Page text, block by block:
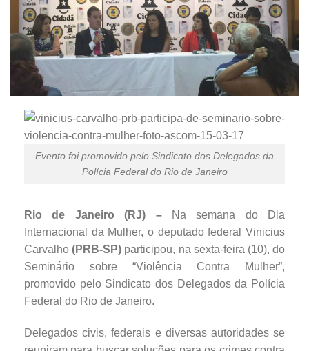
Evento foi promovido pelo Sindicato dos Delegados da
Polícia Federal do Rio de Janeiro
Rio de Janeiro (RJ) –Na semana do Dia
Internacional da Mulher, o deputado federal Vinicius
Carvalho (PRB-SP) participou, na sexta-feira (10), do
Seminário sobre “Violência Contra Mulher”,
promovido pelo Sindicato dos Delegados da Polícia
Federal do Rio de Janeiro.
Delegados civis, federais e diversas autoridades se